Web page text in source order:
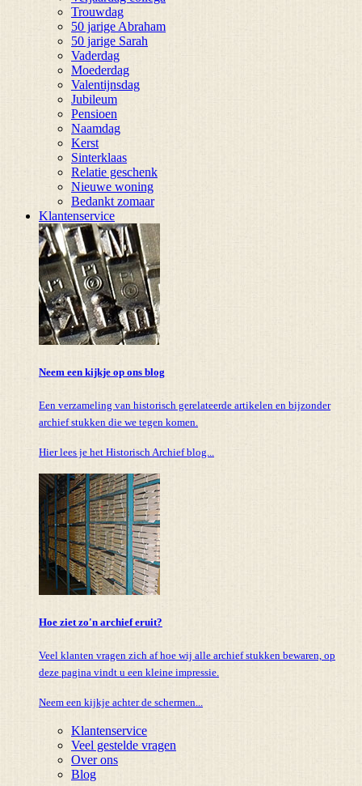
Trouwdag
50 jarige Abraham
50 jarige Sarah
Vaderdag
Moederdag
Valentijnsdag
Jubileum
Pensioen
Naamdag
Kerst
Sinterklaas
Relatie geschenk
Nieuwe woning
Bedankt zomaar
Klantenservice
Neem een kijkje op ons blog
Een verzameling van historisch gerelateerde artikelen en bijzonder
archief stukken die we tegen komen.
Hier lees je het Historisch Archief blog...
Hoe ziet zo'n archief eruit?
Veel klanten vragen zich af hoe wij alle archief stukken bewaren, op
deze pagina vindt u een kleine impressie.
Neem een kijkje achter de schermen...
Klantenservice
Veel gestelde vragen
Over ons
Blog